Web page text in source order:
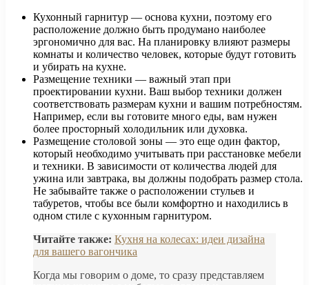
Кухонный гарнитур — основа кухни, поэтому его
расположение должно быть продумано наиболее
эргономично для вас. На планировку влияют размеры
комнаты и количество человек, которые будут готовить
и убирать на кухне.
Размещение техники — важный этап при
проектировании кухни. Ваш выбор техники должен
соответствовать размерам кухни и вашим потребностям.
Например, если вы готовите много еды, вам нужен
более просторный холодильник или духовка.
Размещение столовой зоны — это еще один фактор,
который необходимо учитывать при расстановке мебели
и техники. В зависимости от количества людей для
ужина или завтрака, вы должны подобрать размер стола.
Не забывайте также о расположении стульев и
табуретов, чтобы все были комфортно и находились в
одном стиле с кухонным гарнитуром.
Читайте также: Кухня на колесах: идеи дизайна
для вашего вагончика
Когда мы говорим о доме, то сразу представляем